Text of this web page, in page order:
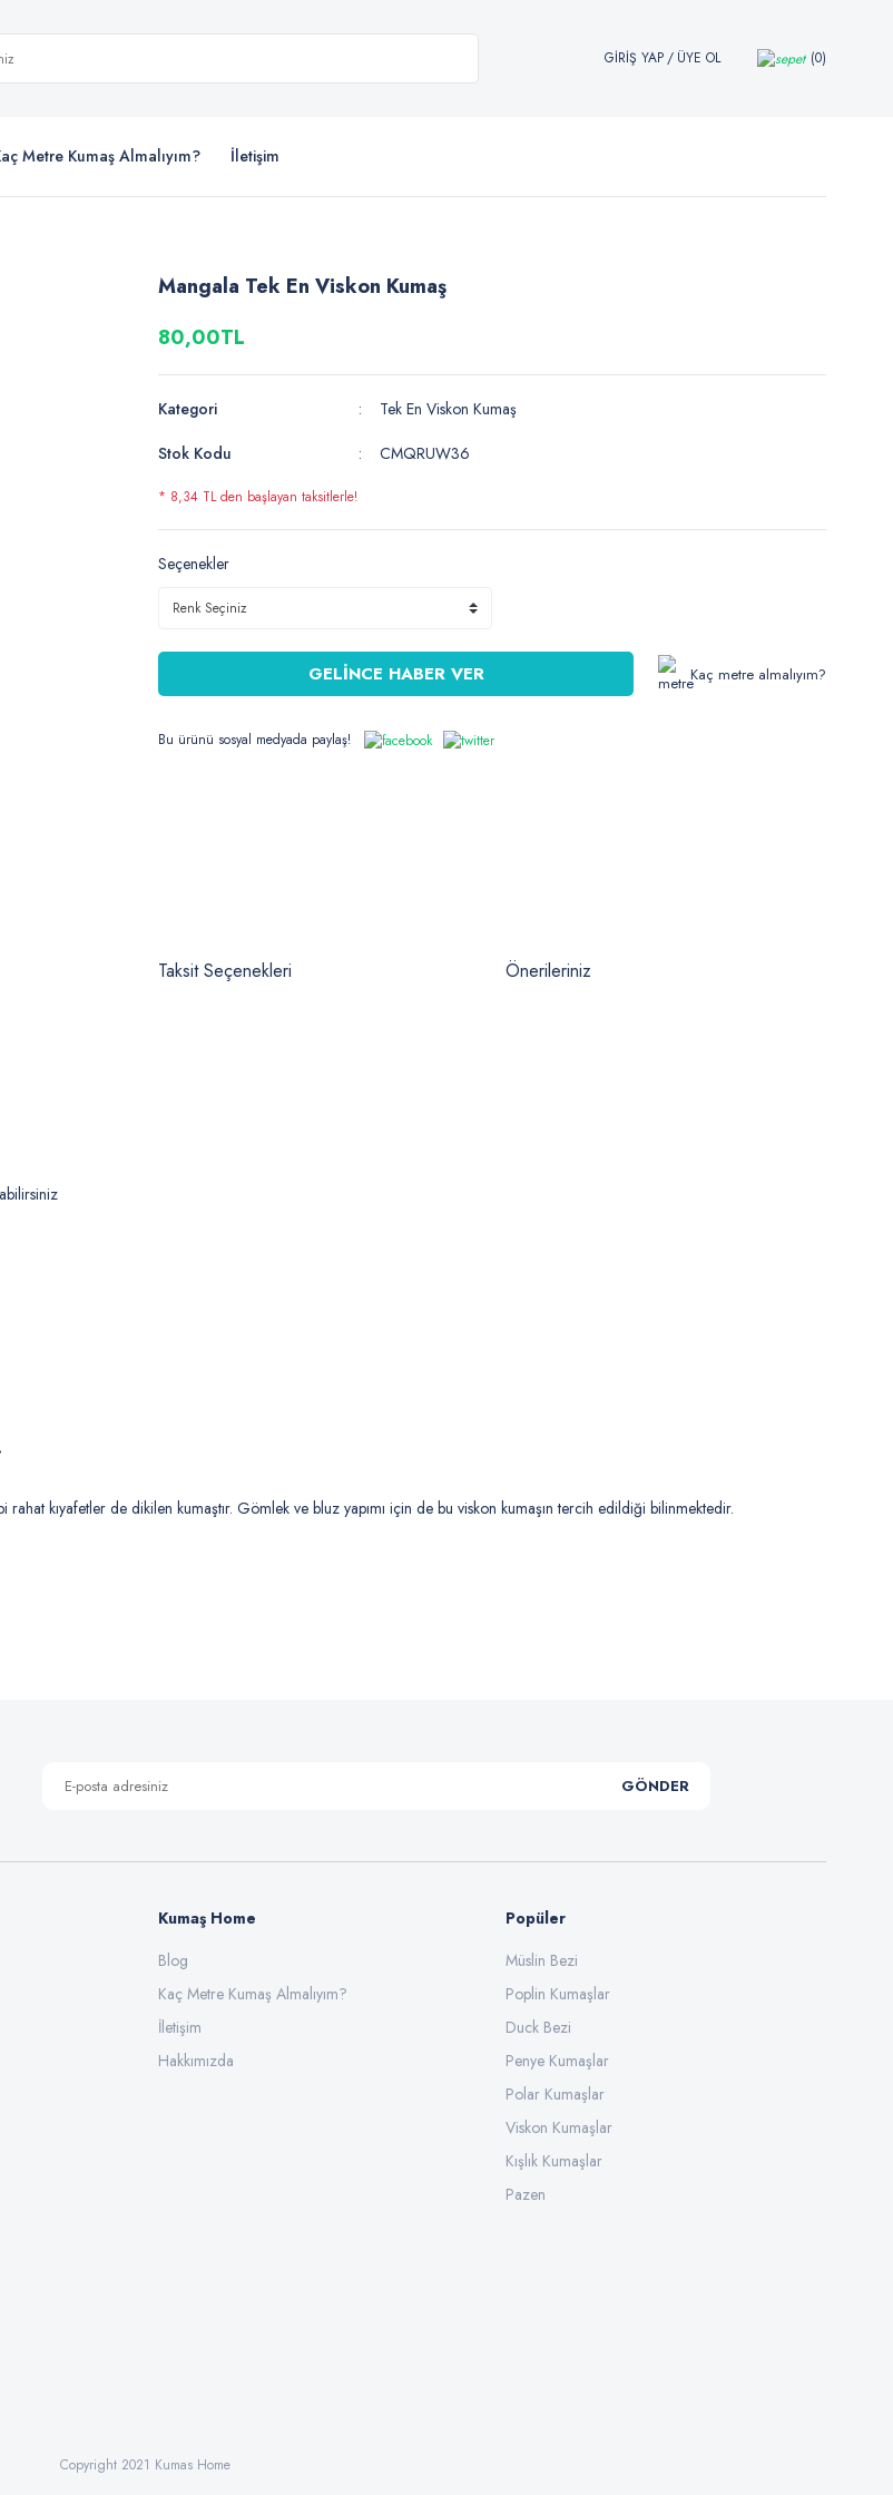
GİRİŞ YAP/ ÜYE OL 0
Metre Kumaş Almalıyım? İletişim
Mangala Tek En Viskon Kumaş
80,00TL
Kategori
Tek En Viskon Kumaş
Stok Kodu
CMQRUW36
* 8,34 TL den başlayan taksitlerle!
Seçenekler
GELİNCE HABER VER Kaç metre almalıyım?
Bu ürünü sosyal medyada paylaş!
Taksit Seçenekleri Önerileriniz
kıyafetler de dikilen kumaştır. Gömlek ve bluz yapımı için de bu viskon kumaşın tercih edildiği bilinmektedir.
Gönder
GÖNDER
Kumaş Home
Blog
Kaç Metre Kumaş Almalıyım?
İletişim
Hakkımızda
Popüler
Müslin Bezi
Poplin Kumaşlar
Duck Bezi
Penye Kumaşlar
Polar Kumaşlar
Viskon Kumaşlar
Kışlık Kumaşlar
Pazen
Copyright 2021 Kumas Home